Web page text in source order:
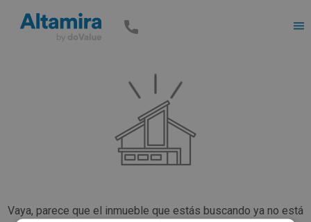
Vaya, parece que el inmueble que estás buscando ya no está